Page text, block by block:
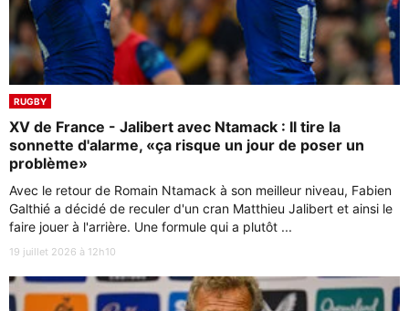
RUGBY
XV de France - Jalibert avec Ntamack : Il tire la
sonnette d'alarme, «ça risque un jour de poser un
problème»
Avec le retour de Romain Ntamack à son meilleur niveau, Fabien
Galthié a décidé de reculer d'un cran Matthieu Jalibert et ainsi le
faire jouer à l'arrière. Une formule qui a plutôt ...
19 juillet 2026 à 12h10